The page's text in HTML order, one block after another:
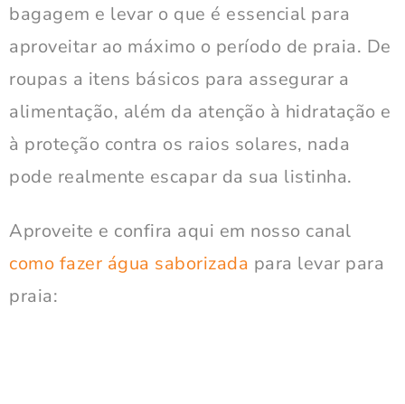
bagagem e levar o que é essencial para
aproveitar ao máximo o período de praia. De
roupas a itens básicos para assegurar a
alimentação, além da atenção à hidratação e
à proteção contra os raios solares, nada
pode realmente escapar da sua listinha.
Aproveite e confira aqui em nosso canal
como fazer água saborizada para levar para
praia: